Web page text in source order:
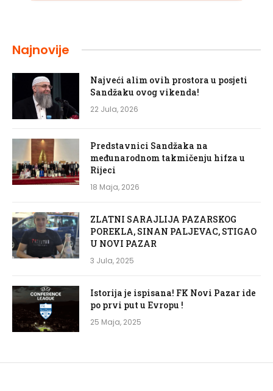
Najnovije
Najveći alim ovih prostora u posjeti
Sandžaku ovog vikenda!
22 Jula, 2026
Predstavnici Sandžaka na
međunarodnom takmičenju hifza u
Rijeci
18 Maja, 2026
ZLATNI SARAJLIJA PAZARSKOG
POREKLA, SINAN PALJEVAC, STIGAO
U NOVI PAZAR
3 Jula, 2025
Istorija je ispisana! FK Novi Pazar ide
po prvi put u Evropu !
25 Maja, 2025